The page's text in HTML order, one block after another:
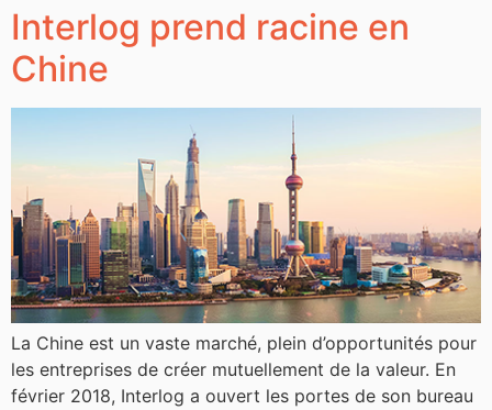
Interlog prend racine en
Chine
La Chine est un vaste marché, plein d’opportunités pour
les entreprises de créer mutuellement de la valeur. En
février 2018, Interlog a ouvert les portes de son bureau